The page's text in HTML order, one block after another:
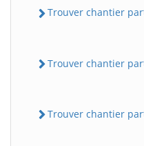
Trouver chantier
Trouver chantier
Trouver chantier